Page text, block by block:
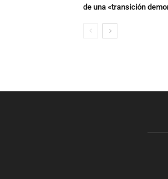
de una «transición